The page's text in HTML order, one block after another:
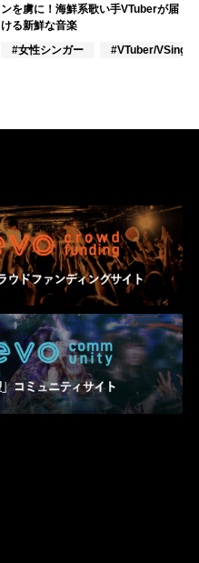
ンを虜に！海鮮系歌い手VTuberが届
ける新鮮な音楽
#女性シンガー
#VTuber/VSinger